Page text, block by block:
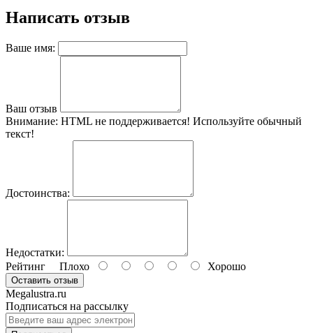
Написать отзыв
Ваше имя:
Ваш отзыв
Внимание: HTML не поддерживается! Используйте обычный
текст!
Достоинства:
Недостатки:
Рейтинг Плохо Хорошо
Оставить отзыв
Megalustra.ru
Подписаться на рассылку